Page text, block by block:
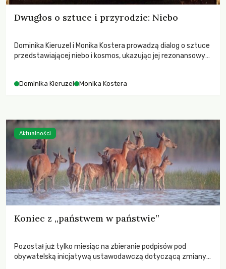
Dwugłos o sztuce i przyrodzie: Niebo
Dominika Kieruzel i Monika Kostera prowadzą dialog o sztuce
przedstawiającej niebo i kosmos, ukazując jej rezonansowy
Dominika Kieruzel Monika Kostera
Koniec z „państwem w państwie”
Pozostał już tylko miesiąc na zbieranie podpisów pod
obywatelską inicjatywą ustawodawczą dotyczącą zmiany
Aktualności